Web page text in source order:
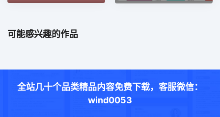
可能感兴趣的作品
全站几十个品类精品内容免费下载，客服微信：
wind0053